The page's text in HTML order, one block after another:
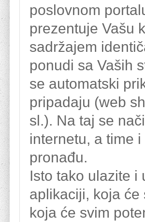
poslovnom
prezentuje Vašu
sadržajem
ponudi sa Vaših
se automatski
pripadaju (web
sl.). Na taj se
internetu, a time
pronađu.
Isto tako ulazite i
aplikaciji, koja
koja će svim